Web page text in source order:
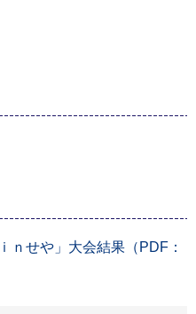
ｎせや」大会結果（PDF：